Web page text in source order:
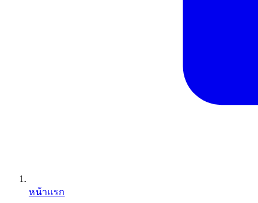
หน้าแรก